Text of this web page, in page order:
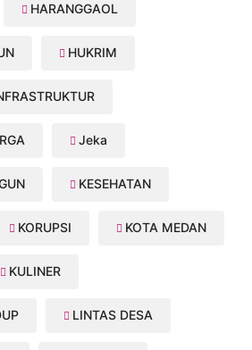
HARANGGAOL
HUKRIM
Jeka
KESEHATAN
KORUPSI KOTA MEDAN
KULINER
LINTAS DESA